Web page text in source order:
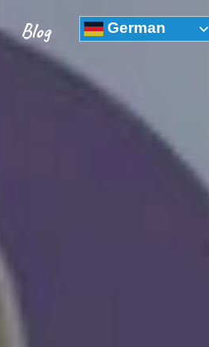
Blog German